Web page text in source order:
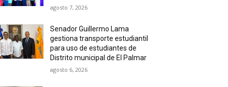
agosto 7, 2026
Senador Guillermo Lama
gestiona transporte estudiantil
para uso de estudiantes de
Distrito municipal de El Palmar
agosto 6, 2026